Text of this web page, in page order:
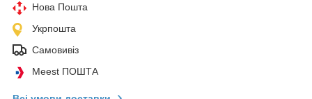
Нова Пошта
Укрпошта
Самовивіз
Meest ПОШТА